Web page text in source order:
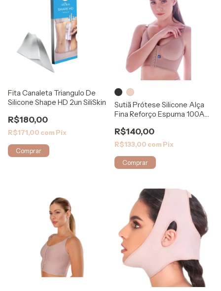
Fita Canaleta Triangulo De
Silicone Shape HD 2un SiliSkin
R$180,00
R$171,00 com Pix
Sutiã Prótese Silicone Alça
Fina Reforço Espuma 100A
R$140,00
R$133,00 com Pix
Comprar